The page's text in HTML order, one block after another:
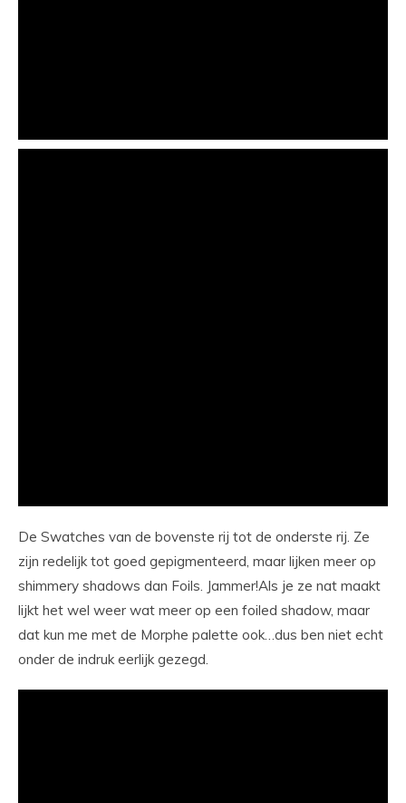
De Swatches van de bovenste rij tot de onderste rij. Ze
zijn redelijk tot goed gepigmenteerd, maar lijken meer op
shimmery shadows dan Foils. Jammer!Als je ze nat maakt
lijkt het wel weer wat meer op een foiled shadow, maar
dat kun me met de Morphe palette ook…dus ben niet echt
onder de indruk eerlijk gezegd.